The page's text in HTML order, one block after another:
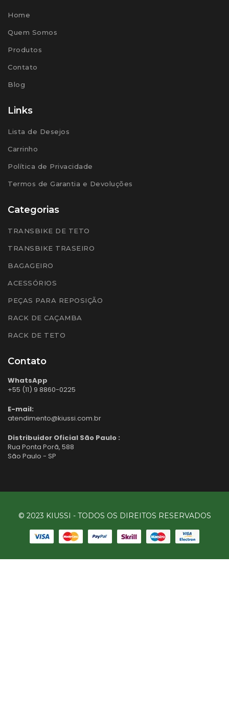
Home
Quem Somos
Produtos
Contato
Blog
Links
Lista de Desejos
Carrinho
Política de Privacidade
Termos de Garantia e Devoluções
Categorias
TRANSBIKE DE TETO
TRANSBIKE TRASEIRO
BAGAGEIRO
ACESSÓRIOS
PEÇAS PARA REPOSIÇÃO
RACK DE CAÇAMBA
RACK DE TETO
Contato
WhatsApp
+55 (11) 9 8860-0225
E-mail:
atendimento@kiussi.com.br
Distribuidor Oficial São Paulo :
Rua Ponta Porã, 588
São Paulo - SP
© 2023 KIUSSI - TODOS OS DIREITOS RESERVADOS